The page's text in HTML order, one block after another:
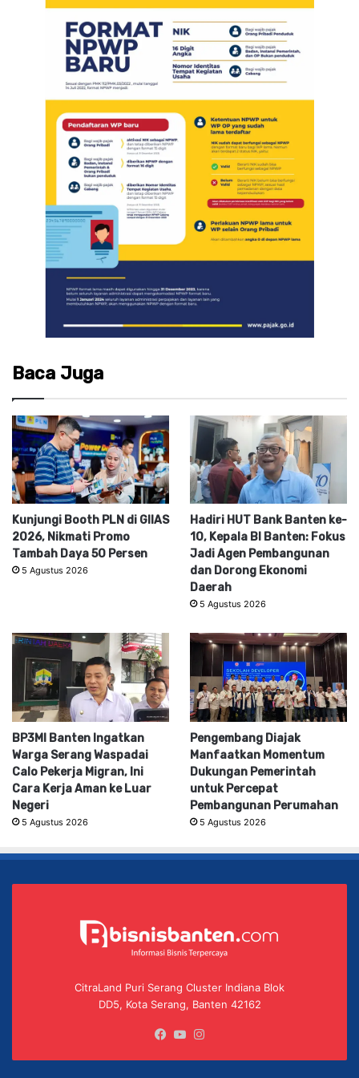
Baca Juga
Kunjungi Booth PLN di GIIAS
2026, Nikmati Promo
Tambah Daya 50 Persen
5 Agustus 2026
Hadiri HUT Bank Banten ke-
10, Kepala BI Banten: Fokus
Jadi Agen Pembangunan
dan Dorong Ekonomi
Daerah
5 Agustus 2026
BP3MI Banten Ingatkan
Warga Serang Waspadai
Calo Pekerja Migran, Ini
Cara Kerja Aman ke Luar
Negeri
5 Agustus 2026
Pengembang Diajak
Manfaatkan Momentum
Dukungan Pemerintah
untuk Percepat
Pembangunan Perumahan
5 Agustus 2026
CitraLand Puri Serang Cluster Indiana Blok
DD5, Kota Serang, Banten 42162
Facebook
YouTube